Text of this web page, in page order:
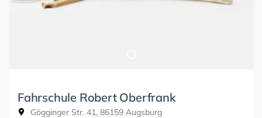
Fahrschule Robert Oberfrank
Gögginger Str. 41, 86159 Augsburg